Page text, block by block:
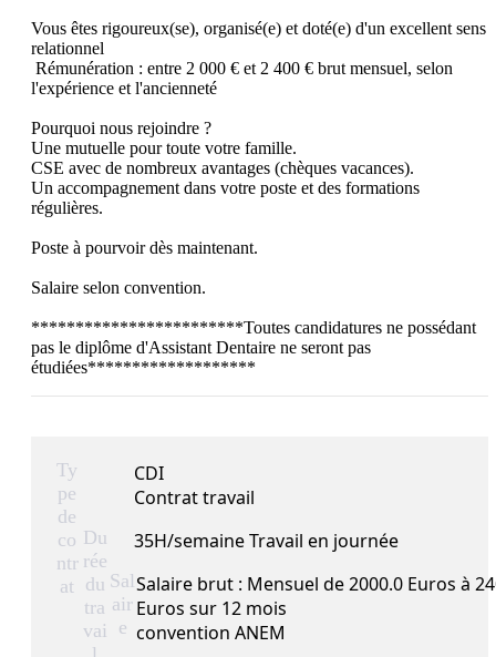
Vous êtes rigoureux(se), organisé(e) et doté(e) d'un excellent sens
relationnel
l'expérience et l'ancienneté
Pourquoi nous rejoindre ?
Une mutuelle pour toute votre famille.
CSE avec de nombreux avantages (chèques vacances).
Un accompagnement dans votre poste et des formations
régulières.
Poste à pourvoir dès maintenant.
Salaire selon convention.
************************Toutes candidatures ne possédant
pas le diplôme d'Assistant Dentaire ne seront pas
étudiées*******************
Ty
pe
de
co
ntr
at
CDI
Contrat travail
Du
rée
du
tra
vai
35H/semaine Travail en journée
Sal
air
e
Salaire brut : Mensuel de 2000.0 Euros à
Euros sur 12 mois
convention ANEM